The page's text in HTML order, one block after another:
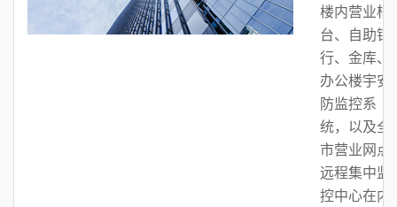
楼内营业柜
台、自助银
行、金库、
办公楼宇安
防监控系
统，以及全
市营业网点
远程集中监
控中心在内